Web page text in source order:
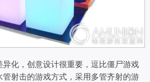
化，创意设计很重要，逗比僵尸游戏
射击的游戏方式，采用多管齐射的游